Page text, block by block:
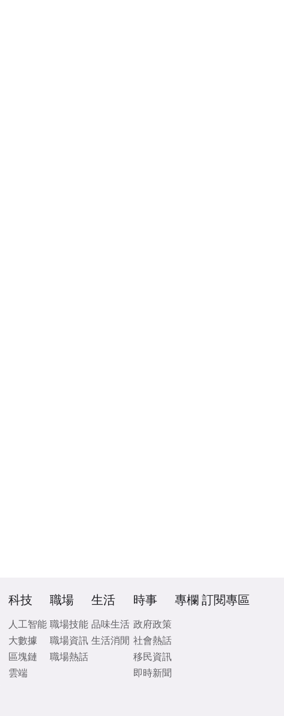
科技
人工智能
大數據
區塊鏈
雲端
職場
職場技能
職場資訊
職場熱話
生活
品味生活
生活消閒
時事
政府政策
社會熱話
移民資訊
即時新聞
專欄 訂閱專區